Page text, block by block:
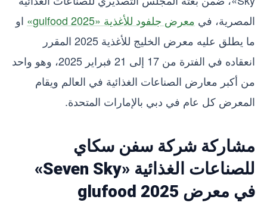
المصرية، في معرض جلفود للأغذية «gulfood 2025»
او
ما يطلق عليه معرض الخليج للأغذية 2025 المقرر
انعقاده في الفترة من 17 إلى 21 فبراير 2025، وهو واحد
من أكبر معارض الصناعات الغذائية في العالم ويقام
المعرض كل عام في دبي بالإمارات المتحدة.
مشاركة شركة سفن سكاي
للصناعات الغذائية «Seven Sky»
في معرض glufood 2025